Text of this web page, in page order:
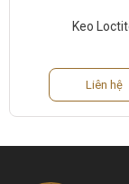
Keo
Liên hệ